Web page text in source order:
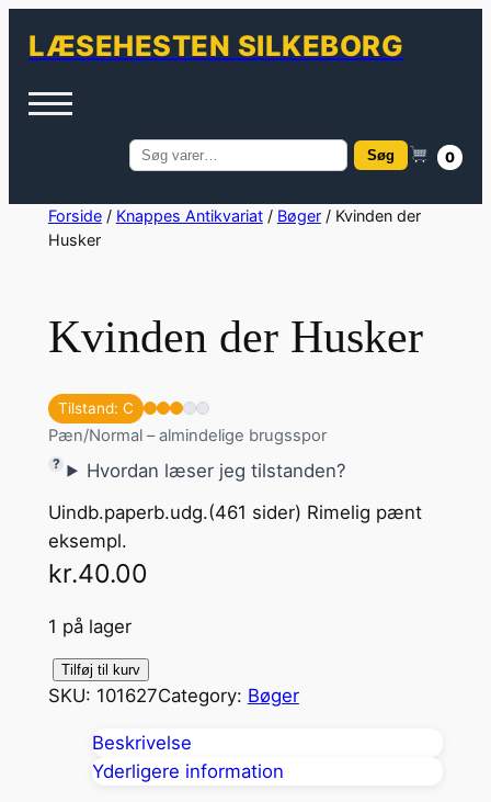
LÆSEHESTEN SILKEBORG
Søg
Søg 0
SpringForside/ Knappes Antikvariat/ Bøger/ Kvinden der
Husker
Kvinden der Husker
Tilstand: C
Pæn/Normal – almindelige brugsspor
Hvordan læser jeg tilstanden?
Uindb.paperb.udg.(461 sider) Rimelig pænt
eksempl.
kr.40.00
1 på lager
v
Tilføj til kurv
SKU: 101627Category: Bøger
Beskrivelse
Yderligere information